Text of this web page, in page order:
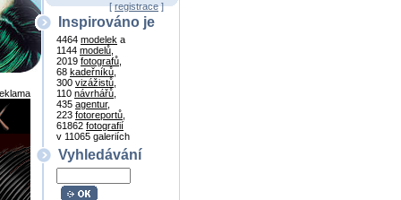
[registrace]
Inspirováno je
4464 modelek a
1144 modelů
2019 fotografů
68 kadeřníků
300 vizážistů
110 návrhářů
435 agentur,
223 fotoreportů
61862 fotografií
v 11065 galeriích
Vyhledávání